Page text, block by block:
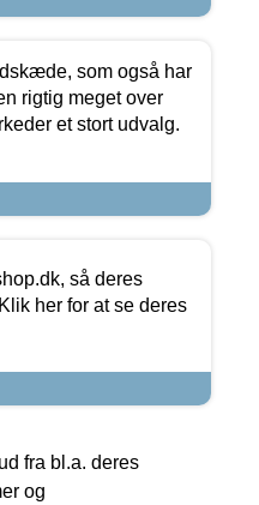
som også har
rigtig meget over
et stort udvalg.
så deres
her for at se deres
fra bl.a. deres
og